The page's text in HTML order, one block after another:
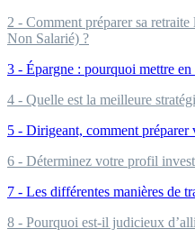
2 - Comment préparer sa
Non Salarié) ?
3 - Épargne : pourquoi mettre en
4 - Quelle est la meilleure
5 - Dirigeant, comment préparer
6 - Déterminez votre profil
7 - Les différentes manières de
8 - Pourquoi est-il judicieux